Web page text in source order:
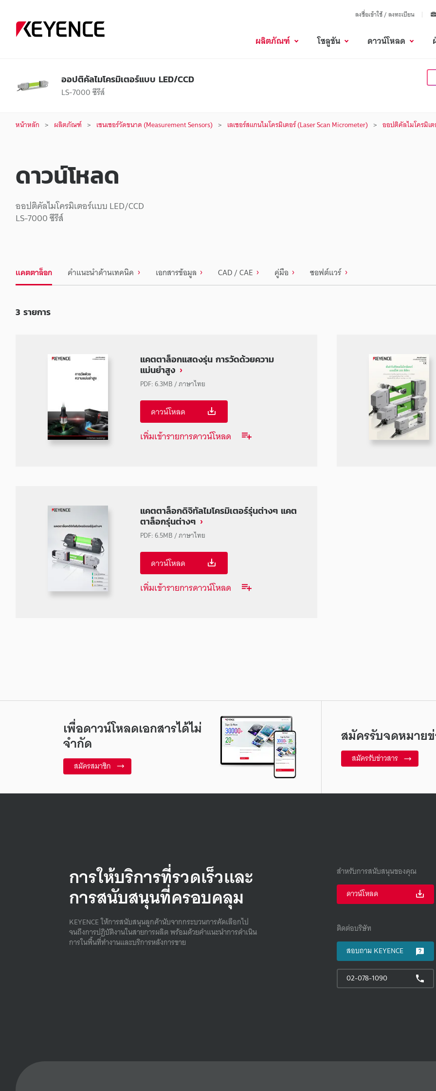
ลงชื่อเข้าใช้ / ลงทะเบียน
ผลิตภัณฑ์ โซลูชัน ดาวน์โหลด
ออปติคัลไมโครมิเตอร์แบบ LED/CCD
LS-7000 ซีรีส์
หน้าหลัก ผลิตภัณฑ์ เซนเซอร์วัดขนาด (Measurement Sensors) เลเซอร์สแกนไมโครมิเตอร์ (Laser Scan Micrometer) ออปติคัลไมโครมิเต
ดาวน์โหลด
ออปติคัลไมโครมิเตอร์แบบ LED/CCD
LS-7000 ซีรีส์
แคตตาล็อก คำแนะนำด้านเทคนิค เอกสารข้อมูล CAD / CAE คู่มือ ซอฟต์แวร์
3 รายการ
แคตตาล็อกแสดงรุ่น การวัดด้วยความ
แม่นยำสูง
PDF:6.3MB/ภาษาไทย
ดาวน์โหลด
เพิ่มเข้ารายการดาวน์โหลด
แคตตาล็อกดิจิทัลไมโครมิเตอร์รุ่นต่างๆ แคต
ตาล็อกรุ่นต่างๆ
PDF:6.5MB/ภาษาไทย
ดาวน์โหลด
เพิ่มเข้ารายการดาวน์โหลด
เพื่อดาวน์โหลดเอกสารได้ไม่
จำกัด
สมัครสมาชิก
สมัครรับจดหมาย
สมัครรับข่าวสาร
การให้บริการที่รวดเร็วและ
การสนับสนุนที่ครอบคลุม
KEYENCE ให้การสนับสนุนลูกค้านับจากกระบวนการคัดเลือกไป
จนถึงการปฏิบัติงานในสายการผลิต พร้อมด้วยคําแนะนําการดําเนิน
การในพื้นที่ทํางานและบริการหลังการขาย
สำหรับการสนับสนุนของคุณ
ดาวน์โหลด
ติดต่อบริษัท
สอบถาม KEYENCE
02-078-1090